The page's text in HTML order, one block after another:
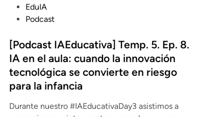
i
c
a
d
o
e
EduIA
Podcast
[Podcast IAEducativa] Temp. 5. Ep. 8.
IA en el aula: cuando la innovación
tecnológica se convierte en riesgo
para la infancia
Durante nuestro #IAEducativaDay3 asistimos a